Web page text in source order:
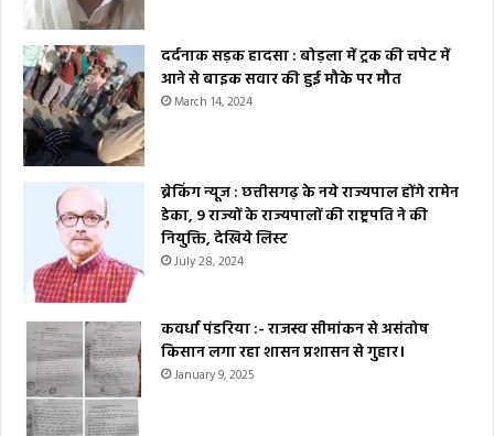
दर्दनाक सड़क हादसा : बोड़ला में ट्रक की चपेट में
आने से बाइक सवार की हुई मौके पर मौत
March 14, 2024
ब्रेकिंग न्यूज : छत्तीसगढ़ के नये राज्यपाल होंगे रामेन
डेका, 9 राज्यों के राज्यपालों की राष्ट्रपति ने की
नियुक्ति, देखिये लिस्ट
July 28, 2024
कवर्धा पंडरिया :- राजस्व सीमांकन से असंतोष
किसान लगा रहा शासन प्रशासन से गुहार।
January 9, 2025